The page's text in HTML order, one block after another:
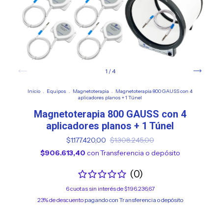
1 /4
Inicio . Equipos . Magnetoterapia . Magnetoterapia 800 GAUSS con 4
aplicadores planos + 1 Túnel
Magnetoterapia 800 GAUSS con 4
aplicadores planos + 1 Túnel
$1.177.420,00 $1.308.245,00
$906.613,40 conTransferencia o depósito
(0)
6cuotas sin interés de$196.236,67
23% de descuentopagando con Transferencia o depósito